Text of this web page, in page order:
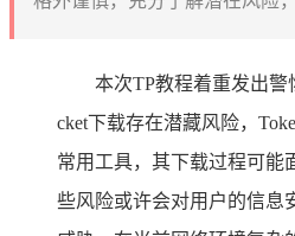
本次TP教程着重发出警
cket下载存在潜藏风险，
常用工具，其下载过程可能
些风险或许会对用户的信息